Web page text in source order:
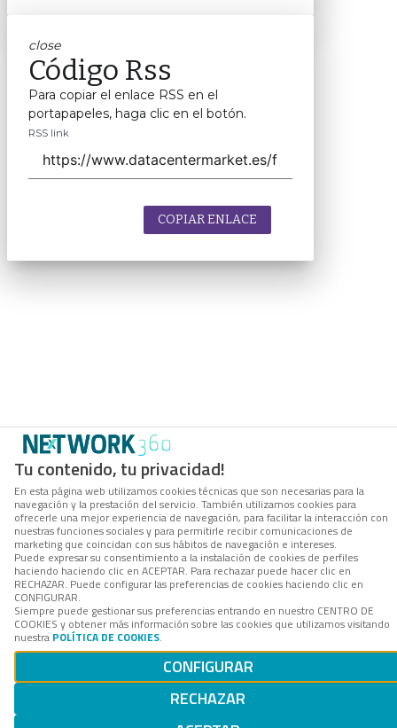
Tu contenido, tu privacidad!
En esta página web utilizamos cookies técnicas que son necesarias para la
navegación y la prestación del servicio. También utilizamos cookies para
ofrecerle una mejor experiencia de navegación, para facilitar la interacción con
nuestras funciones sociales y para permitirle recibir comunicaciones de
marketing que coincidan con sus hábitos de navegación e intereses.
Puede expresar su consentimiento a la instalación de cookies de perfiles
haciendo haciendo clic en ACEPTAR. Para rechazar puede hacer clic en
RECHAZAR. Puede configurar las preferencias de cookies haciendo clic en
CONFIGURAR.
Siempre puede gestionar sus preferencias entrando en nuestro CENTRO DE
COOKIES y obtener más información sobre las cookies que utilizamos visitando
nuestra POLÍTICA DE COOKIES.
CONFIGURAR
RECHAZAR
close
Código Rss
Para copiar el enlace RSS en el
portapapeles, haga clic en el botón.
RSS link
COPIAR ENLACE